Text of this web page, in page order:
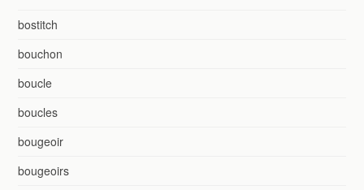
bostitch
bouchon
boucle
boucles
bougeoir
bougeoirs